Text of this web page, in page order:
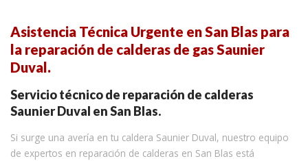
Asistencia Técnica Urgente en San Blas para
la reparación de calderas de gas Saunier
Duval.
Servicio técnico de reparación de calderas
Saunier Duval en San Blas.
Si surge una avería en tu caldera Saunier Duval, nuestro equipo
de expertos en reparación de calderas en San Blas está